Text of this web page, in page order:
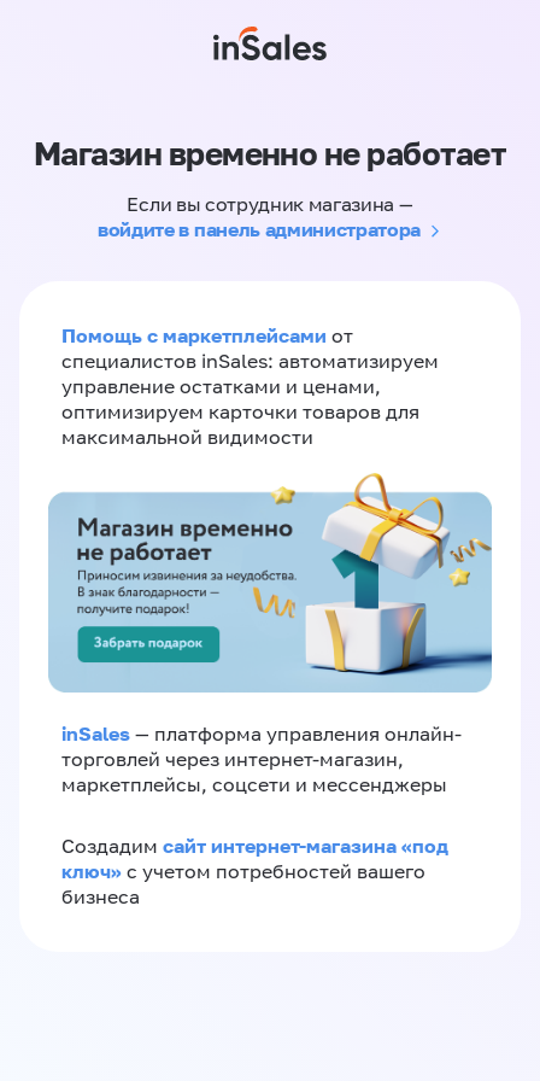
Магазин временно не работает
Если вы сотрудник магазина —
войдите в панель администратора
Помощь с маркетплейсами от
специалистов inSales: автоматизируем
управление остатками и ценами,
оптимизируем карточки товаров для
максимальной видимости
inSales — платформа управления онлайн-
торговлей через интернет-магазин,
маркетплейсы, соцсети и мессенджеры
Создадим сайт интернет-магазина «под
ключ» с учетом потребностей вашего
бизнеса